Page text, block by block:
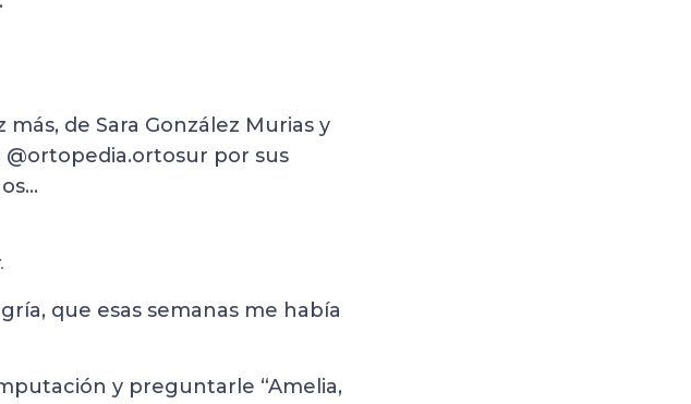
de Sara González Murias y
por sus
que esas semanas me había
y preguntarle “Amelia,